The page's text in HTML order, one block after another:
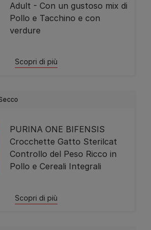
Adult - Con un gustoso mix di
Pollo e Tacchino e con
verdure
Scopri di più
PURINA ONE BIFENSIS
Crocchette Gatto Sterilcat
Controllo del Peso Ricco in
Pollo e Cereali Integrali
Scopri di più